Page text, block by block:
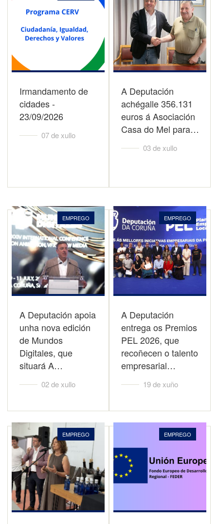
Irmandamento de
cidades -
23/09/2026
07 de xullo
A Deputación
achégalle 356.131
euros á Asociación
Casa do Mel para…
03 de xullo
EMPREGO
A Deputación apoia
unha nova edición
de Mundos
Digitales, que
situará A…
02 de xullo
EMPREGO
A Deputación
entrega os Premios
PEL 2026, que
recoñecen o talento
empresarial…
19 de xuño
EMPREGO EMPREGO